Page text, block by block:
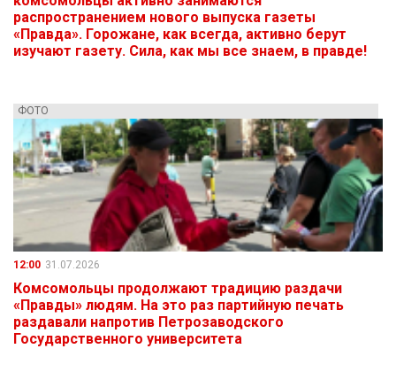
распространением нового выпуска газеты
«Правда». Горожане, как всегда, активно берут
изучают газету. Сила, как мы все знаем, в правде!
ФОТО
12:00 31.07.2026
Комсомольцы продолжают традицию раздачи
«Правды» людям. На это раз партийную печать
раздавали напротив Петрозаводского
Государственного университета